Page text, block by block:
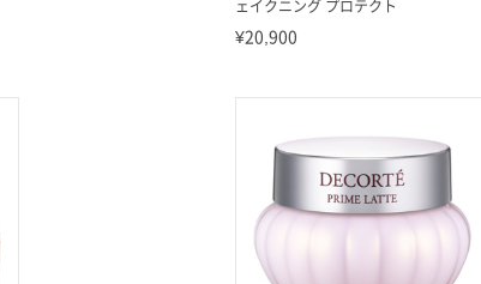
ェイクニング プロテクト
¥20,900